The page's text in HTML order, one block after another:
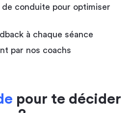
conduite pour optimiser
à chaque séance
par nos coachs
pour te décider